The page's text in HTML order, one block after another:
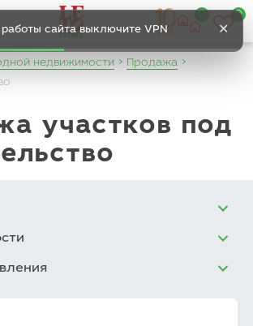
сайта выключите VPN ✕
0
недвижимости
Продажа